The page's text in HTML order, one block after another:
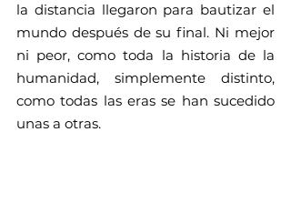
la distancia llegaron para bautizar el
mundo después de su final. Ni mejor
ni peor, como toda la historia de la
humanidad, simplemente distinto,
como todas las eras se han sucedido
unas a otras.